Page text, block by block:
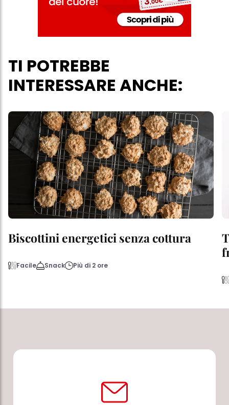
TI POTREBBE
INTERESSARE ANCHE:
Biscottini energetici senza cottura
Facile Snack Più di 2 ore